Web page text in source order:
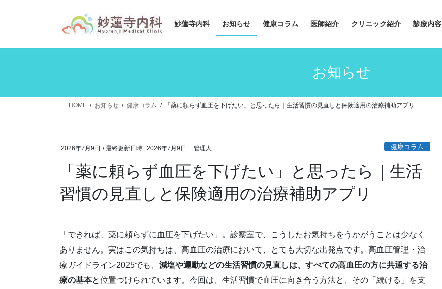
妙蓮寺内科 お知らせ 健康コラム 医師紹介 クリニック紹介 診療内容
お知らせ
HOME お知らせ 健康コラム 「薬に頼らず血圧を下げたい」と思ったら｜生活習慣の見直しと保険適用の治療補助アプリ
2026年7月9日 / 最終更新日時 : 2026年7月9日 管理人 健康コラム
「薬に頼らず血圧を下げたい」と思ったら｜生活
習慣の見直しと保険適用の治療補助アプリ
「できれば、薬に頼らずに血圧を下げたい」。診察室で、こうしたお気持ちをうかがうことは少なく
ありません。実はこの気持ちは、高血圧の治療において、とても大切な出発点です。高血圧管理・治
療ガイドライン2025でも、 減塩や運動などの生活習慣の見直しは、すべての高血圧の方に共通する治
療の基本と位置づけられています。今回は、生活習慣で血圧に向き合う方法と、その「続ける」を支